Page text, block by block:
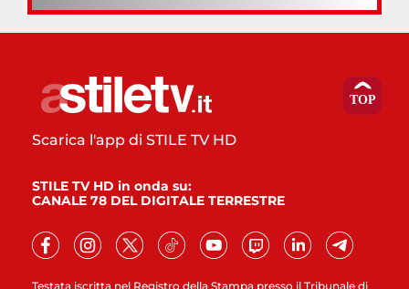
Testata iscritta nel Registro della Stampa presso il Tribunale di
Scarica l'app di STILE TV HD
STILE TV HD in onda su:
CANALE 78 DEL DIGITALE TERRESTRE